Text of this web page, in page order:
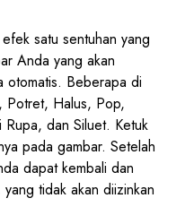
satu sentuhan yang
Anda yang akan
otomatis. Beberapa di
Potret, Halus, Pop,
dan Siluet. Ketuk
pada gambar. Setelah
dapat kembali dan
tidak akan diizinkan